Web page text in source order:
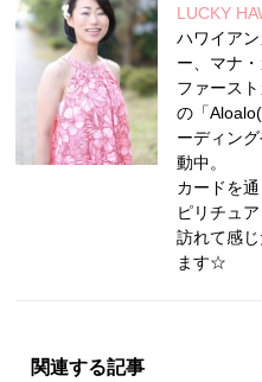
LUCKY
ハワイア
ー、マナ・
ファース
の「
ーディン
動中。
カードを
ピリチュ
訪れて感
ます☆
関連する記事